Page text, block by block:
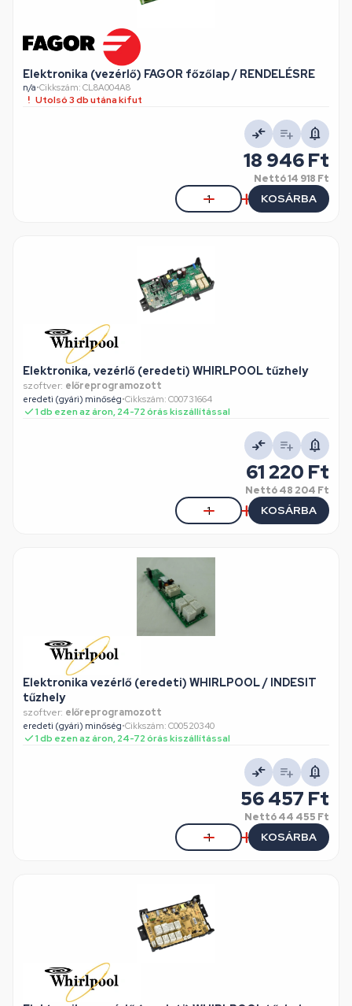
Elektronika (vezérlő) FAGOR főzőlap / RENDELÉSRE
n/a•Cikkszám: CL8A004A8
Utolsó 3 db utána kifut
18 946 Ft
Nettó14 918 Ft
KOSÁRBA
Elektronika, vezérlő (eredeti) WHIRLPOOL tűzhely
szoftver: előreprogramozott
eredeti (gyári) minőség•Cikkszám: C00731664
1 db ezen az áron, 24-72 órás kiszállítással
61 220 Ft
Nettó48 204 Ft
KOSÁRBA
Elektronika vezérlő (eredeti) WHIRLPOOL / INDESIT
tűzhely
szoftver: előreprogramozott
eredeti (gyári) minőség•Cikkszám: C00520340
1 db ezen az áron, 24-72 órás kiszállítással
56 457 Ft
Nettó44 455 Ft
KOSÁRBA